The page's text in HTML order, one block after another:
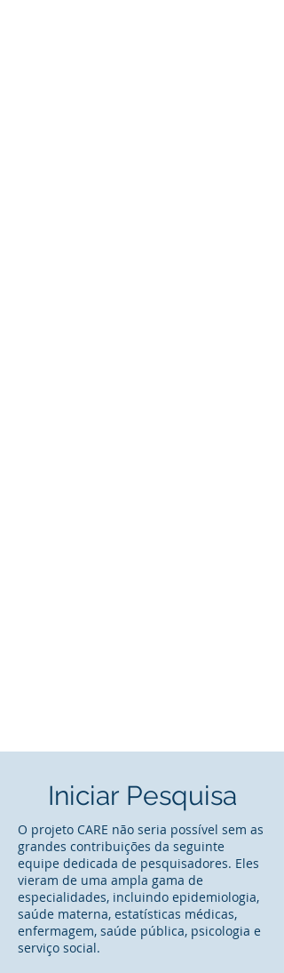
Iniciar Pesquisa
O projeto CARE não seria possível sem as
grandes contribuições da seguinte
equipe dedicada de pesquisadores. Eles
vieram de uma ampla gama de
especialidades, incluindo epidemiologia,
saúde materna, estatísticas médicas,
enfermagem, saúde pública, psicologia e
serviço social.